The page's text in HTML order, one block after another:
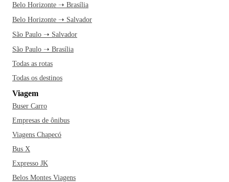
Belo Horizonte ➝ Brasília
Belo Horizonte ➝ Salvador
São Paulo ➝ Salvador
São Paulo ➝ Brasília
Todas as rotas
Todas os destinos
Viagem
Buser Carro
Empresas de ônibus
Viagens Chapecó
Bus X
Expresso JK
Belos Montes Viagens